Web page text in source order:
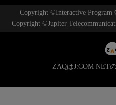
Copyright ©Interactive Program
Copyright ©Jupiter
ZAQはJ:COM NET